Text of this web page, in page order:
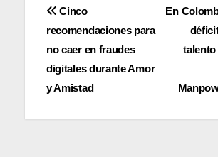
Navegación
de
entradas
En
Cinco
recomendaciones para
no caer en fraudes
digitales durante Amor
y Amistad